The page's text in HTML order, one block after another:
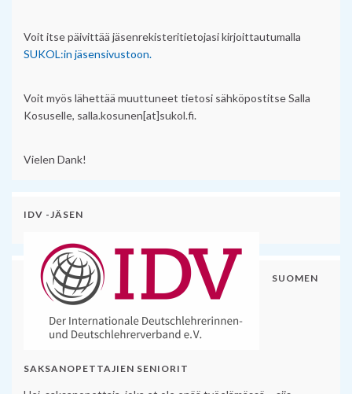
Voit itse päivittää jäsenrekisteritietojasi kirjoittautumalla
SUKOL:in jäsensivustoon.
Voit myös lähettää muuttuneet tietosi sähköpostitse Salla
Kosuselle, salla.kosunen[at]sukol.fi.
Vielen Dank!
IDV -JÄSEN
SUOMEN
SAKSANOPETTAJIEN SENIORIT